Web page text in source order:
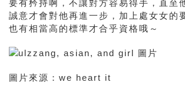
要有矜持啊，不讓對方容易得手，直至
誠意才會對他再進一步，加上處女女的
也有相當高的標準才合乎資格哦～
圖片來源：we heart it